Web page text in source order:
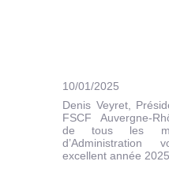
10/01/2025
Denis Veyret,
FSCF Auvergne-
de tous les
d’Administration
excellent année 2025